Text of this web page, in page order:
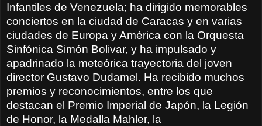
Infantiles de Venezuela; ha dirigido memorables
conciertos en la ciudad de Caracas y en varias
ciudades de Europa y América con la Orquesta
Sinfónica Simón Bolivar, y ha impulsado y
apadrinado la meteórica trayectoria del joven
director Gustavo Dudamel. Ha recibido muchos
premios y reconocimientos, entre los que
destacan el Premio Imperial de Japón, la Legión
de Honor, la Medalla Mahler, la